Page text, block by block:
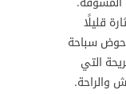
قليلًا
حوض سباحة
التي
والراحة.